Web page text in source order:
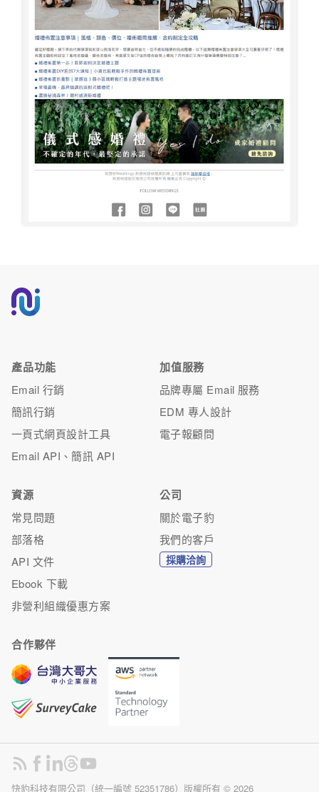
產品功能
Email 行銷
簡訊行銷
一頁式網頁設計工具
Email API、簡訊 API
加值服務
品牌專屬 Email 服務
EDM 專人設計
電子報顧問
資源
常見問題
部落格
API 文件
Ebook 下載
非營利組織優惠方案
公司
關於電子豹
我們的客戶
採購洽詢
合作夥伴
快豹科技有限公司（統一編號 52351786）版權所有 © 2026